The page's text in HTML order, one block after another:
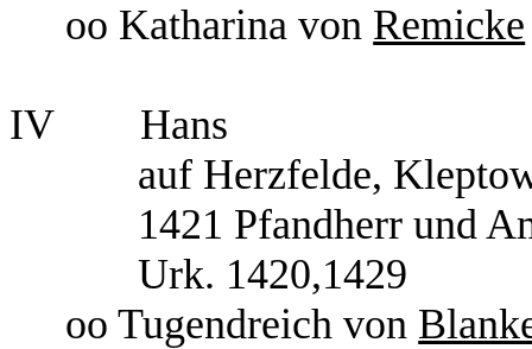
oo Katharina von Remicke
IV
Hans
auf Herzfelde,
1421 Pfandherr und
Urk. 1420,1429
oo Tugendreich von